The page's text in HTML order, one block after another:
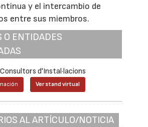
y el intercambio de
entre sus miembros.
O ENTIDADES
d'Instal·lacions
Ver stand virtual
AL ARTÍCULO/NOTICIA